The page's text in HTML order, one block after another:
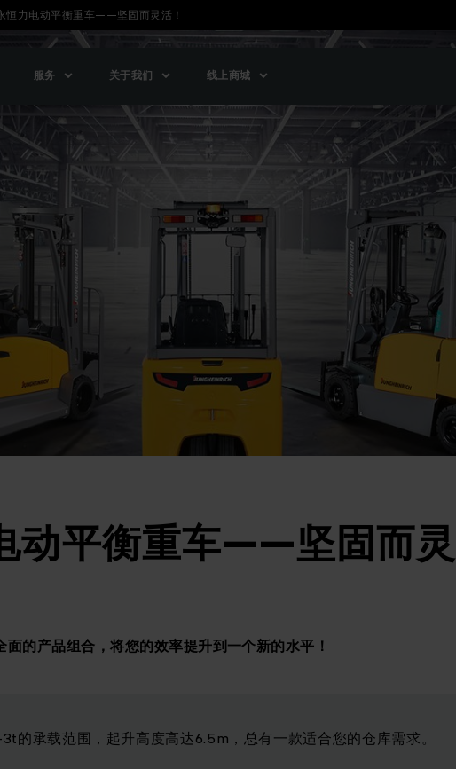
恒力电动平衡重车——坚固而灵活！
服务 关于我们 线上商城
动平衡重车——坚固而灵
的产品组合，将您的效率提升到一个新的水平！
的承载范围，起升高度高达6.5m，总有一款适合您的仓库需求。